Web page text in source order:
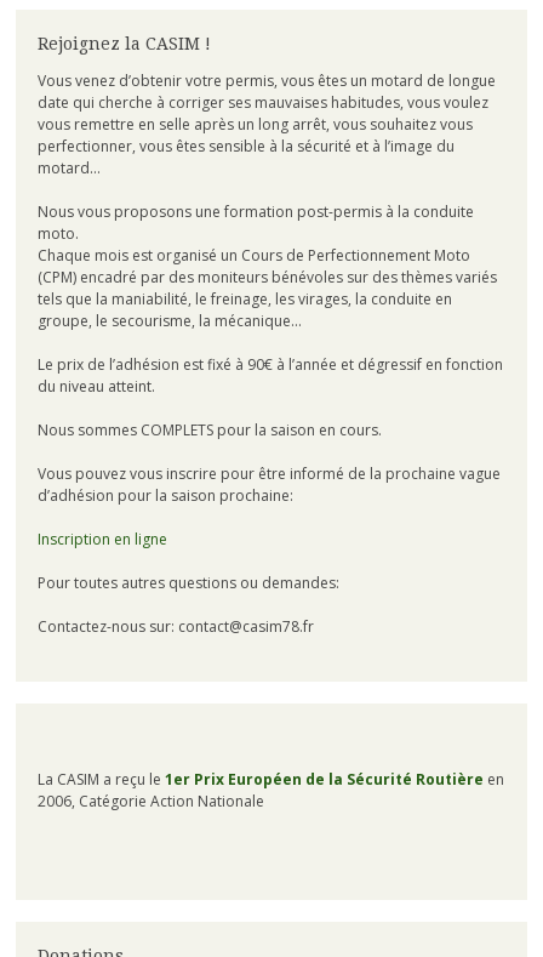
Rejoignez la CASIM !
Vous venez d’obtenir votre permis, vous êtes un motard de longue
date qui cherche à corriger ses mauvaises habitudes, vous voulez
vous remettre en selle après un long arrêt, vous souhaitez vous
perfectionner, vous êtes sensible à la sécurité et à l’image du
motard…
Nous vous proposons une formation post-permis à la conduite
moto.
Chaque mois est organisé un Cours de Perfectionnement Moto
(CPM) encadré par des moniteurs bénévoles sur des thèmes variés
tels que la maniabilité, le freinage, les virages, la conduite en
groupe, le secourisme, la mécanique…
Le prix de l’adhésion est fixé à 90€ à l’année et dégressif en fonction
du niveau atteint.
Nous sommes COMPLETS pour la saison en cours.
Vous pouvez vous inscrire pour être informé de la prochaine vague
d’adhésion pour la saison prochaine:
Inscription en ligne
Pour toutes autres questions ou demandes:
Contactez-nous sur: contact@casim78.fr
La CASIM a reçu le 1er Prix Européen de la Sécurité Routière en
2006, Catégorie Action Nationale